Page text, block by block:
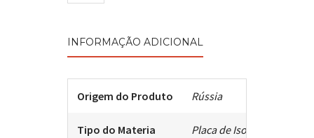
INFORMAÇÃO ADICIONAL
Origem do Produto Rússia
Tipo do Materia Placa de Isopor Extrudada